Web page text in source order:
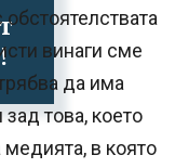
винаги сме
да има
това, което
медията, в която